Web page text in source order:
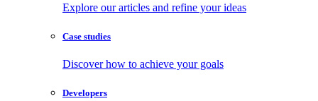
Explore our articles and refine your ideas
Case studies
Discover how to achieve your goals
Developers